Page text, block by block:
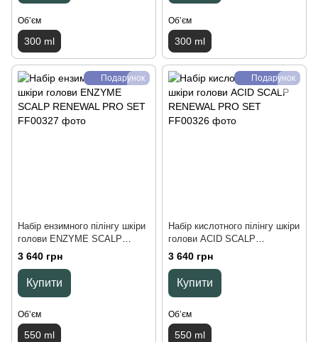
Обʼєм
300 ml
Обʼєм
300 ml
Подарунок
Набір ензимного пілінгу шкіри
голови ENZYME SCALP
RENEWAL PRO SET, 550 ml
3 640 грн
Купити
Обʼєм
550 ml
Подарунок
Набір кислотного пілінгу шкіри
голови ACID SCALP
RENEWAL PRO SET, 550 ml
3 640 грн
Купити
Обʼєм
550 ml